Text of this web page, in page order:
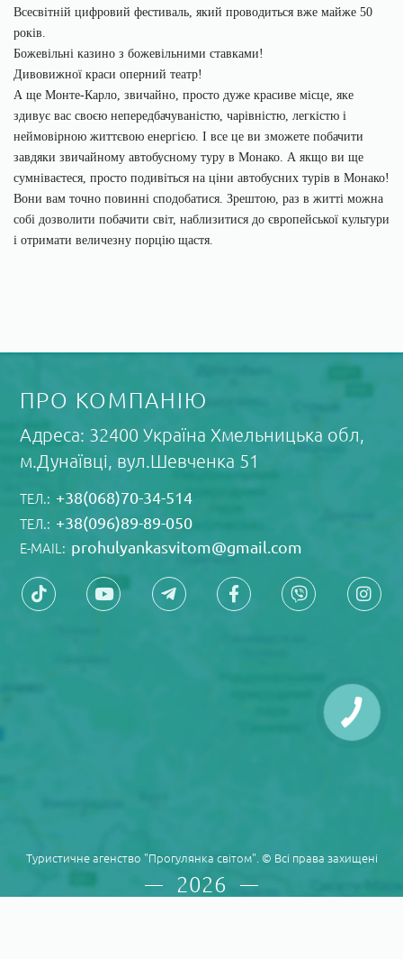
Всесвітній цифровий фестиваль, який проводиться вже майже 50
років.
Божевільні казино з божевільними ставками!
Дивовижної краси оперний театр!
А ще Монте-Карло, звичайно, просто дуже красиве місце, яке
здивує вас своєю непередбачуваністю, чарівністю, легкістю і
неймовірною життєвою енергією. І все це ви зможете побачити
завдяки звичайному автобусному туру в Монако. А якщо ви ще
сумніваєтеся, просто подивіться на ціни автобусних турів в Монако!
Вони вам точно повинні сподобатися. Зрештою, раз в житті можна
собі дозволити побачити світ, наблизитися до європейської культури
і отримати величезну порцію щастя.
ПРО КОМПАНІЮ
Адреса: 32400 Україна Xмельницька обл,
м.Дунаївці, вул.Шевченка 51
ТЕЛ.: +38(068)70-34-514
ТЕЛ.: +38(096)89-89-050
E-MAIL: prohulyankasvitom@gmail.com
Туристичне агенство "Прогулянка світом". © Всі права захищені
2026